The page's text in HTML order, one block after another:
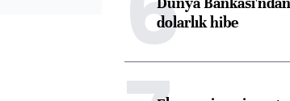
dolarlık hibe